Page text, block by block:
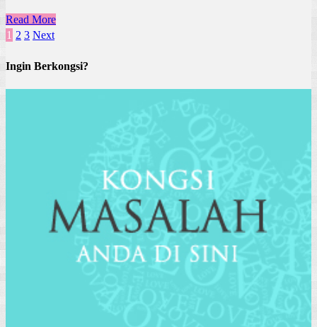
Read More
Posts
pagination
1 2 3 Next
Ingin Berkongsi?